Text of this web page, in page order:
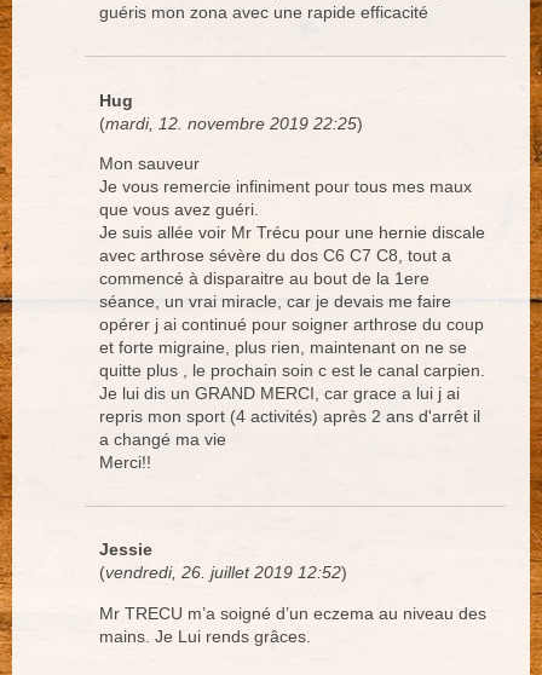
guéris mon zona avec une rapide efficacité
Hug
(mardi, 12. novembre 2019 22:25)
Mon sauveur
Je vous remercie infiniment pour tous mes maux
que vous avez guéri.
Je suis allée voir Mr Trécu pour une hernie discale
avec arthrose sévère du dos C6 C7 C8, tout a
commencé à disparaitre au bout de la 1ere
séance, un vrai miracle, car je devais me faire
opérer j ai continué pour soigner arthrose du coup
et forte migraine, plus rien, maintenant on ne se
quitte plus , le prochain soin c est le canal carpien.
Je lui dis un GRAND MERCI, car grace a lui j ai
repris mon sport (4 activités) après 2 ans d'arrêt il
a changé ma vie
Merci!!
Jessie
(vendredi, 26. juillet 2019 12:52)
Mr TRECU m’a soigné d’un eczema au niveau des
mains. Je Lui rends grâces.